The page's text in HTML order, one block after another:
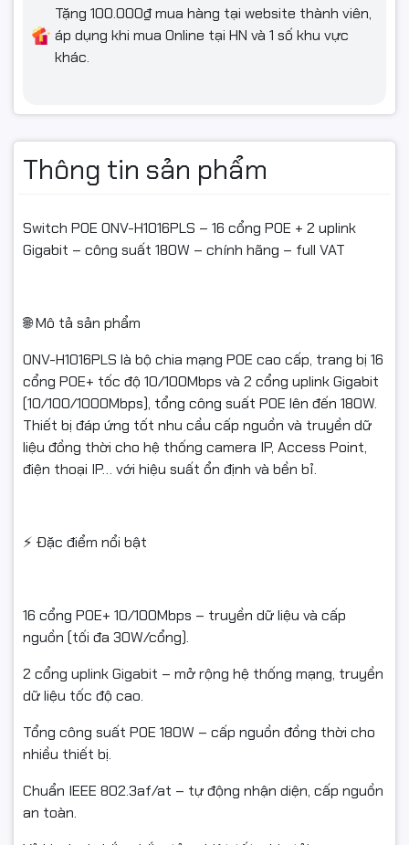
Tặng 100.000₫ mua hàng tại website thành viên,
áp dụng khi mua Online tại HN và 1 số khu vực
khác.
Thông tin sản phẩm
Switch POE ONV-H1016PLS – 16 cổng POE + 2 uplink
Gigabit – công suất 180W – chính hãng – full VAT
🌐 Mô tả sản phẩm
ONV-H1016PLS là bộ chia mạng POE cao cấp, trang bị 16
cổng POE+ tốc độ 10/100Mbps và 2 cổng uplink Gigabit
(10/100/1000Mbps), tổng công suất POE lên đến 180W.
Thiết bị đáp ứng tốt nhu cầu cấp nguồn và truyền dữ
liệu đồng thời cho hệ thống camera IP, Access Point,
điện thoại IP… với hiệu suất ổn định và bền bỉ.
⚡ Đặc điểm nổi bật
16 cổng POE+ 10/100Mbps – truyền dữ liệu và cấp
nguồn (tối đa 30W/cổng).
2 cổng uplink Gigabit – mở rộng hệ thống mạng, truyền
dữ liệu tốc độ cao.
Tổng công suất POE 180W – cấp nguồn đồng thời cho
nhiều thiết bị.
Chuẩn IEEE 802.3af/at – tự động nhận diện, cấp nguồn
an toàn.
📃 Xuất hóa đơn VAT đầy đủ
🛠️ Bảo hành 24 tháng
Quý khách quay video khi bóc hàng để làm bằng chứng nếu
sản phẩm bị hư hỏng, va đập hoặc lỗi vận chuyển. Nếu sản
phẩm không sử dụng được hoặc chưa biết cách dùng, vui
hoàn trả cần được đóng gói nguyên vẹn như khi nhận, không
thiếu linh kiện hoặc hư hỏng. ( đóng gói mới đưa cho bên vận
trạng và có giá trị sử dụng.
#onv_h1016pls #switch_poe #chia_mang_poe
#switch_16_cong #bo_chia_mang_poe
#switch_gia_re
#switch_cho_nha_xuong #switch_cho_shop
#switch_bao_hanh_24_thang #thiet_bi_mang_onv